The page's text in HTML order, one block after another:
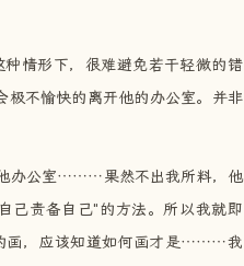
情形下，很难避免若干轻微的错
极不愉快的离开他的办公室。并非
他办公室………果然不出我所料，他
己责备自己"的方法。所以我就即
画，应该知道如何画才是………我